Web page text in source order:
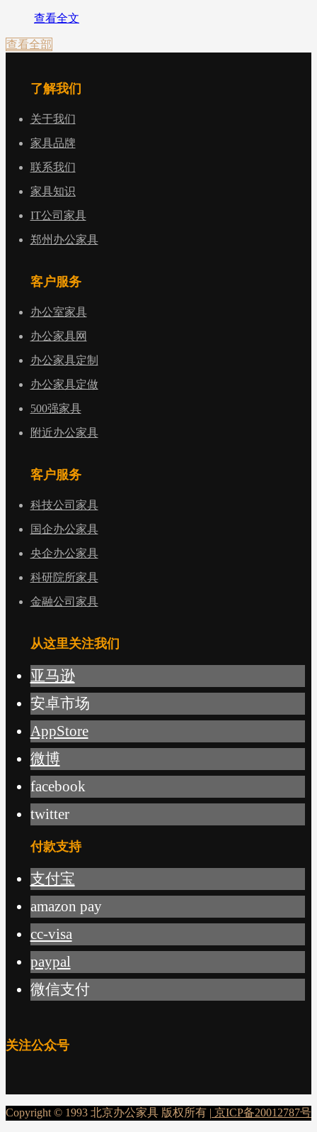
查看全文
查看全部
了解我们
关于我们
家具品牌
联系我们
家具知识
IT公司家具
郑州办公家具
客户服务
办公室家具
办公家具网
办公家具定制
办公家具定做
500强家具
附近办公家具
客户服务
科技公司家具
国企办公家具
央企办公家具
科研院所家具
金融公司家具
从这里关注我们
亚马逊
安卓市场
AppStore
微博
facebook
twitter
付款支持
支付宝
amazon pay
cc-visa
paypal
微信支付
关注公众号
Copyright © 1993 北京办公家具 版权所有 | 京ICP备20012787号